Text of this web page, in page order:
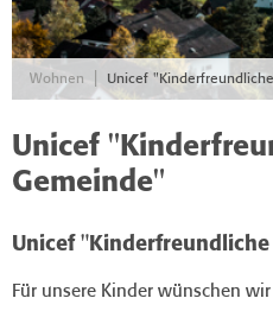
Wohnen Unicef
Unicef
Gemeinde"
Unicef
Für unsere Kinder wünschen